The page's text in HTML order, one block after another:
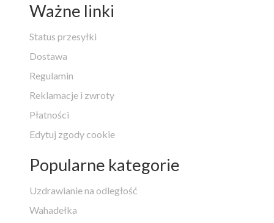
Ważne linki
Status przesyłki
Dostawa
Regulamin
Reklamacje i zwroty
Płatności
Edytuj zgody cookie
Popularne kategorie
Uzdrawianie na odległość
Wahadełka